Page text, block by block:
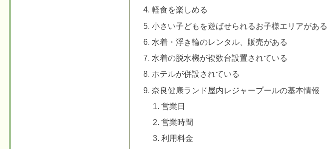
軽食を楽しめる
小さい子どもを遊ばせられるお子様エリアがある
水着・浮き輪のレンタル、販売がある
水着の脱水機が複数台設置されている
ホテルが併設されている
奈良健康ランド屋内レジャープールの基本情報
営業日
営業時間
利用料金